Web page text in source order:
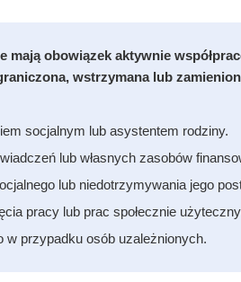
mają obowiązek aktywnie
wstrzymana lub
socjalnym lub asystentem rodziny.
lub własnych zasobów
lub niedotrzymywania jego
pracy lub prac społecznie
w przypadku osób uzależnionych.